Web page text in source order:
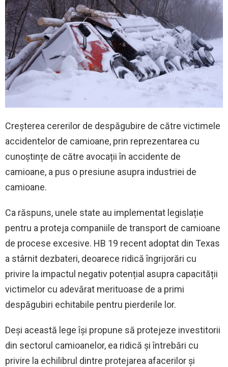
Creșterea cererilor de despăgubire de către victimele
accidentelor de camioane, prin reprezentarea cu
cunoștințe de către avocații în accidente de
camioane, a pus o presiune asupra industriei de
camioane.
Ca răspuns, unele state au implementat legislație
pentru a proteja companiile de transport de camioane
de procese excesive. HB 19 recent adoptat din Texas
a stârnit dezbateri, deoarece ridică îngrijorări cu
privire la impactul negativ potențial asupra capacității
victimelor cu adevărat merituoase de a primi
despăgubiri echitabile pentru pierderile lor.
Deși această lege își propune să protejeze investitorii
din sectorul camioanelor, ea ridică și întrebări cu
privire la echilibrul dintre protejarea afacerilor și